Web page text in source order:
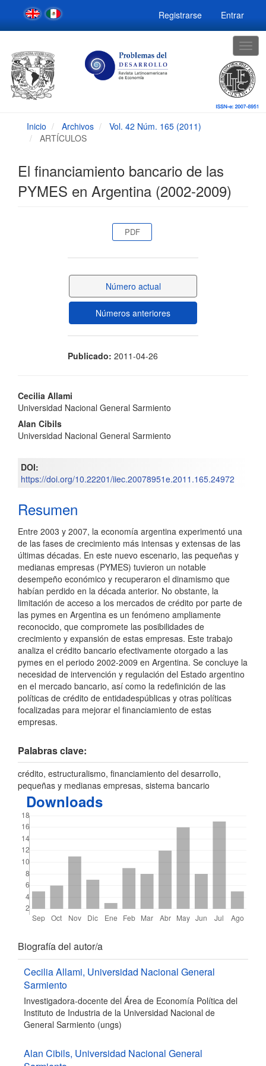
Navegación
principal
Contenido
Barra
lateral
Registrarse Entrar
Inicio Archivos
Vol. 42 Núm. 165 (2011)
ARTÍCULOS
El financiamiento bancario de las
PYMES en Argentina (2002-2009)
artículo
PDF
Número actual
Números anteriores
Publicado: 2011-04-26
Contenido
principal
del
artículo
Cecilia Allami
Universidad Nacional General Sarmiento
Alan Cibils
Universidad Nacional General Sarmiento
DOI:
https://doi.org/10.22201/iiec.20078951e.2011.165.24972
Resumen
Entre 2003 y 2007, la economía argentina experimentó una
de las fases de crecimiento más intensas y extensas de las
últimas décadas. En este nuevo escenario, las pequeñas y
medianas empresas (PYMES) tuvieron un notable
desempeño económico y recuperaron el dinamismo que
habían perdido en la década anterior. No obstante, la
limitación de acceso a los mercados de crédito por parte de
las pymes en Argentina es un fenómeno ampliamente
reconocido, que compromete las posibilidades de
crecimiento y expansión de estas empresas. Este trabajo
analiza el crédito bancario efectivamente otorgado a las
pymes en el periodo 2002-2009 en Argentina. Se concluye la
necesidad de intervención y regulación del Estado argentino
en el mercado bancario, así como la redefinición de las
políticas de crédito de entidadespúblicas y otras políticas
focalizadas para mejorar el financiamiento de estas
empresas.
Palabras clave:
crédito, estructuralismo, financiamiento del desarrollo,
pequeñas y medianas empresas, sistema bancario
Downloads
Detalles
del
artículo
Biografía del autor/a
Cecilia Allami, Universidad Nacional General
Sarmiento
Investigadora-docente del Área de Economía Política del
Instituto de Industria de la Universidad Nacional de
General Sarmiento (ungs)
Alan Cibils, Universidad Nacional General